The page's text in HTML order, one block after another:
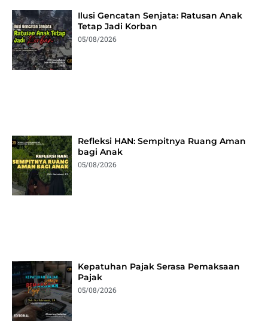
Ilusi Gencatan Senjata: Ratusan Anak
Tetap Jadi Korban
05/08/2026
Refleksi HAN: Sempitnya Ruang Aman
bagi Anak
05/08/2026
Kepatuhan Pajak Serasa Pemaksaan
Pajak
05/08/2026